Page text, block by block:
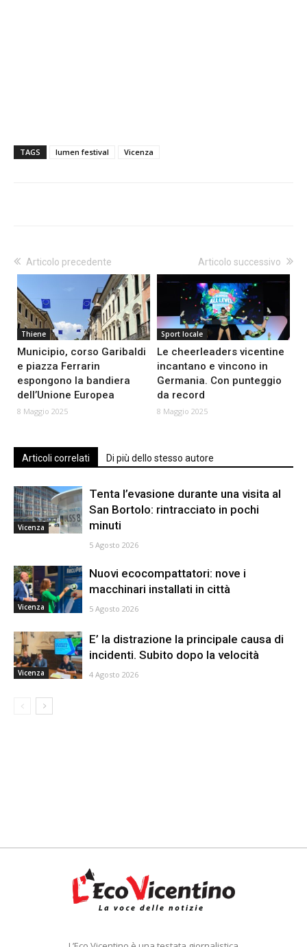
TAGS lumen festival Vicenza
Articolo precedente
Thiene
Municipio, corso Garibaldi
e piazza Ferrarin
espongono la bandiera
dell’Unione Europea
8 Maggio 2025
Articolo successivo
Sport locale
Le cheerleaders vicentine
incantano e vincono in
Germania. Con punteggio
da record
8 Maggio 2025
Articoli correlati Di più dello stesso autore
Vicenza
Tenta l’evasione durante una visita al
San Bortolo: rintracciato in pochi
minuti
5 Agosto 2026
Vicenza
Nuovi ecocompattatori: nove i
macchinari installati in città
5 Agosto 2026
Vicenza
E’ la distrazione la principale causa di
incidenti. Subito dopo la velocità
4 Agosto 2026